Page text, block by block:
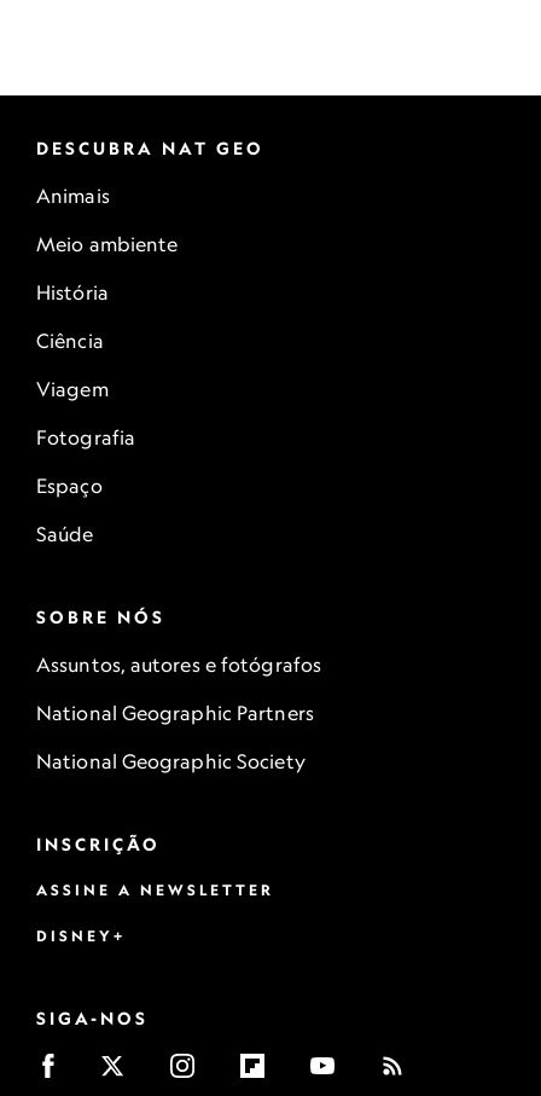
DESCUBRA NAT GEO
Animais
Meio ambiente
História
Ciência
Viagem
Fotografia
Espaço
Saúde
SOBRE NÓS
Assuntos, autores e fotógrafos
National Geographic Partners
National Geographic Society
INSCRIÇÃO
ASSINE A NEWSLETTER
DISNEY+
SIGA-NOS